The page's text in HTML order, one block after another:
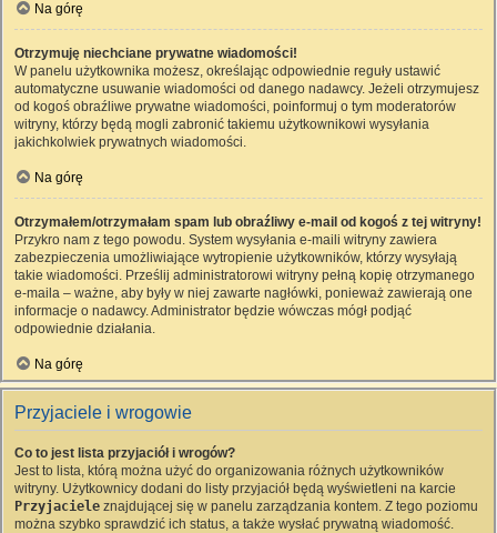
Na górę
Otrzymuję niechciane prywatne wiadomości!
W panelu użytkownika możesz, określając odpowiednie reguły ustawić
automatyczne usuwanie wiadomości od danego nadawcy. Jeżeli otrzymujesz
od kogoś obraźliwe prywatne wiadomości, poinformuj o tym moderatorów
witryny, którzy będą mogli zabronić takiemu użytkownikowi wysyłania
jakichkolwiek prywatnych wiadomości.
Na górę
Otrzymałem/otrzymałam spam lub obraźliwy e-mail od kogoś z tej witryny!
Przykro nam z tego powodu. System wysyłania e-maili witryny zawiera
zabezpieczenia umożliwiające wytropienie użytkowników, którzy wysyłają
takie wiadomości. Prześlij administratorowi witryny pełną kopię otrzymanego
e-maila – ważne, aby były w niej zawarte nagłówki, ponieważ zawierają one
informacje o nadawcy. Administrator będzie wówczas mógł podjąć
odpowiednie działania.
Na górę
Przyjaciele i wrogowie
Co to jest lista przyjaciół i wrogów?
Jest to lista, którą można użyć do organizowania różnych użytkowników
witryny. Użytkownicy dodani do listy przyjaciół będą wyświetleni na karcie
Przyjaciele znajdującej się w panelu zarządzania kontem. Z tego poziomu
można szybko sprawdzić ich status, a także wysłać prywatną wiadomość.